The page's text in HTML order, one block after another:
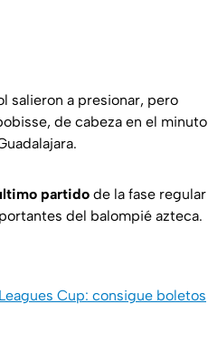
salieron a presionar, pero
de cabeza en el minuto
partido de la fase regular
del balompié azteca.
Cup: consigue boletos